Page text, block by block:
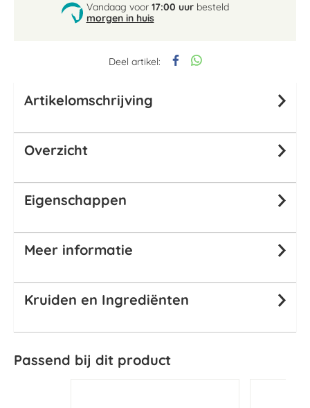
Deel artikel:
Vandaag voor 17:00 uurbesteld
morgen in huis
Artikelomschrijving
Overzicht
Eigenschappen
Meer informatie
Kruiden en Ingrediënten
Passend bij dit product